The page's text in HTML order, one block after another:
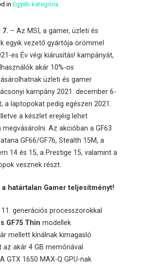
inEgyéb kategória
7. – Az MSI, a gamer, üzleti és
egyik vezető gyártója örömmel
es Év végi kiárusítás! kampányát,
akár 10%-os
üzleti és gamer
kampány 2021. december 6-
a laptopokat pedig egészen 2021.
a készlet erejéig lehet
megvásárolni. Az akcióban a GF63
GF66/GF76, Stealth 15M, a
14 és 15, a Prestige 15, valamint a
vesznek részt.
határtalan Gamer teljesítményt!
generációs processzorokkal
GF75 Thin modellek
mellett kínálnak kimagasló
akár 4 GB memóriával
GTX 1650 MAX-Q GPU-nak